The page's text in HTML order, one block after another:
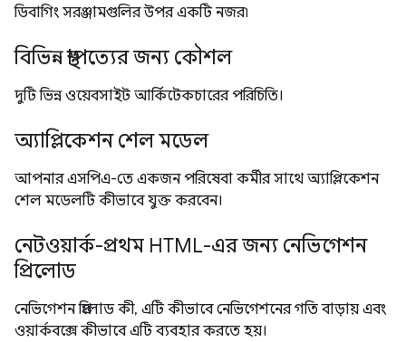
ডিবাগিং সরঞ্জামগুলির উপর একটি নজর৷
বিভিন্ন স্থাপত্যের জন্য কৌশল
দুটি ভিন্ন ওয়েবসাইট আর্কিটেকচারের পরিচিতি।
অ্যাপ্লিকেশন শেল মডেল
আপনার এসপিএ-তে একজন পরিষেবা কর্মীর সাথে অ্যাপ্লিকেশন
শেল মডেলটি কীভাবে যুক্ত করবেন।
নেটওয়ার্ক-প্রথম HTML-এর জন্য নেভিগেশন
প্রিলোড
নেভিগেশন প্রিলোড কী, এটি কীভাবে নেভিগেশনের গতি বাড়ায় এবং
ওয়ার্কবক্সে কীভাবে এটি ব্যবহার করতে হয়।